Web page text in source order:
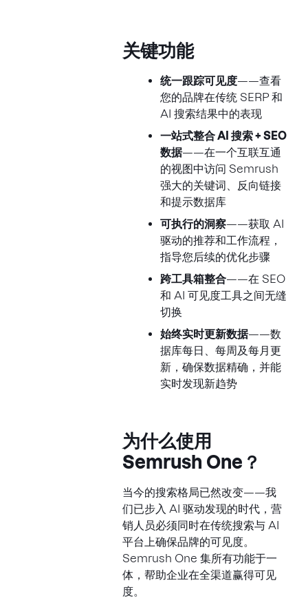
关键功能
统一跟踪可见度——查看
您的品牌在传统 SERP 和
AI 搜索结果中的表现
一站式整合 AI 搜索 + SEO
数据——在一个互联互通
的视图中访问 Semrush
强大的关键词、反向链接
和提示数据库
可执行的洞察——获取 AI
驱动的推荐和工作流程，
指导您后续的优化步骤
跨工具箱整合——在 SEO
和 AI 可见度工具之间无缝
切换
始终实时更新数据——数
据库每日、每周及每月更
新，确保数据精确，并能
实时发现新趋势
为什么使用
Semrush One？
当今的搜索格局已然改变——我
们已步入 AI 驱动发现的时代，营
销人员必须同时在传统搜索与 AI
平台上确保品牌的可见度。
Semrush One 集所有功能于一
体，帮助企业在全渠道赢得可见
度。